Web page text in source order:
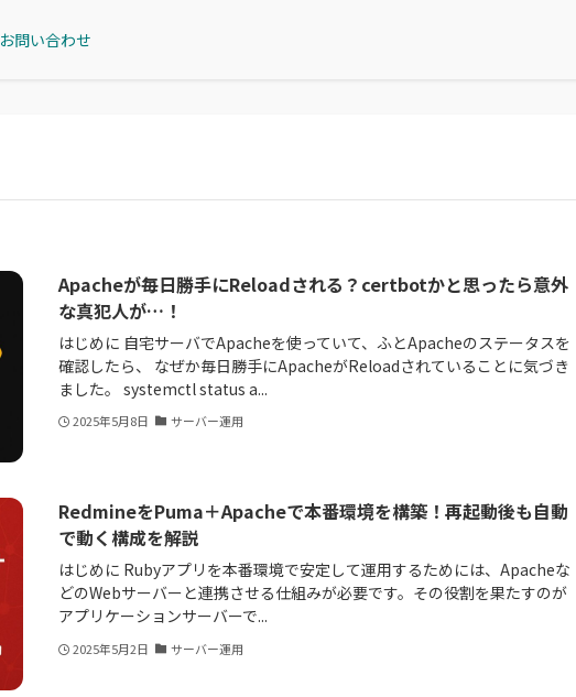
お問い合わせ
Apacheが毎日勝手にReloadされる？certbotかと思ったら意外
な真犯人が…！
はじめに 自宅サーバでApacheを使っていて、ふとApacheのステータスを
確認したら、 なぜか毎日勝手にApacheがReloadされていることに気づき
ました。 systemctl status a...
2025年5月8日 サーバー運用
RedmineをPuma＋Apacheで本番環境を構築！再起動後も自動
で動く構成を解説
はじめに Rubyアプリを本番環境で安定して運用するためには、Apacheな
どのWebサーバーと連携させる仕組みが必要です。その役割を果たすのが
アプリケーションサーバーで...
2025年5月2日 サーバー運用